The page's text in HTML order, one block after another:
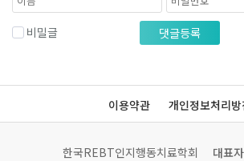
비밀글 댓글등록
이용약관 개인정보처리방
한국REBT인지행동치료학회 대표자